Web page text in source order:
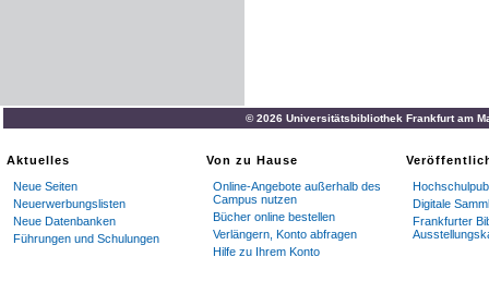
© 2026 Universitätsbibliothek Frankfurt am
Aktuelles
Neue Seiten
Neuerwerbungslisten
Neue Datenbanken
Führungen und Schulungen
Von zu Hause
Online-Angebote außerhalb des
Campus nutzen
Bücher online bestellen
Verlängern, Konto abfragen
Hilfe zu Ihrem Konto
Digitale
Frankfurter